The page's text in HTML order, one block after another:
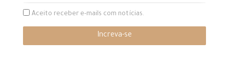
Aceito receber e-mails com notícias.
Increva-se